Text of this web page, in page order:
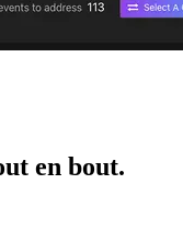
en bout.